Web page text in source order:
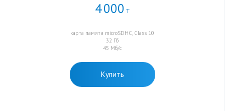
4000 Т
карта памяти microSDHC, Class 10
32 Гб
45 Мб/с
Купить